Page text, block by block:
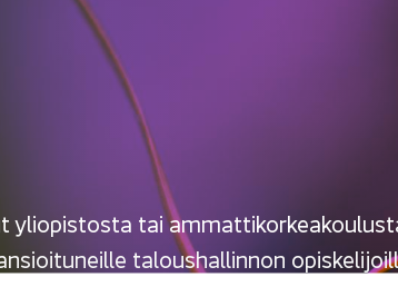
yli­opis­tos­ta tai
ta­lous­hal­lin­non